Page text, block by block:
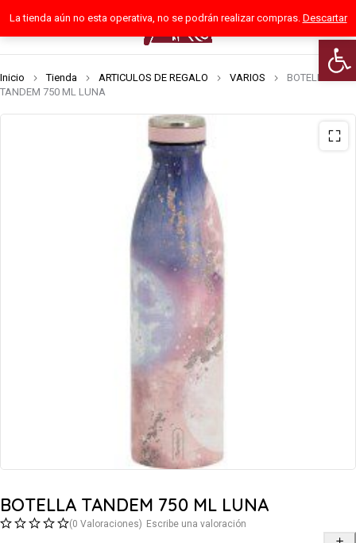
La tienda aún no esta operativa, no se podrán realizar compras. Descartar
0
Inicio Tienda ARTICULOS DE REGALO VARIOS
BOTELLA
TANDEM 750 ML LUNA
BOTELLA TANDEM 750 ML LUNA
(0 Valoraciones) Escribe una valoración